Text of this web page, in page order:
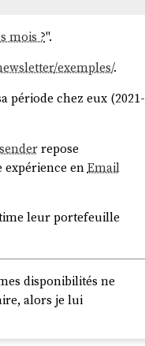
mois ?".
exemples/.
période chez eux (2021-
repose
enEmail
leur portefeuille
disponibilités ne
alors je lui